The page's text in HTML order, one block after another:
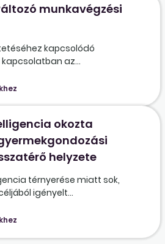
munkavégzési
kapcsolódó
az...
okozta
helyzete
térnyerése miatt sok,
igényelt...